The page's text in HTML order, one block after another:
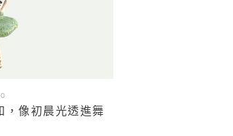
，像初晨光透進舞